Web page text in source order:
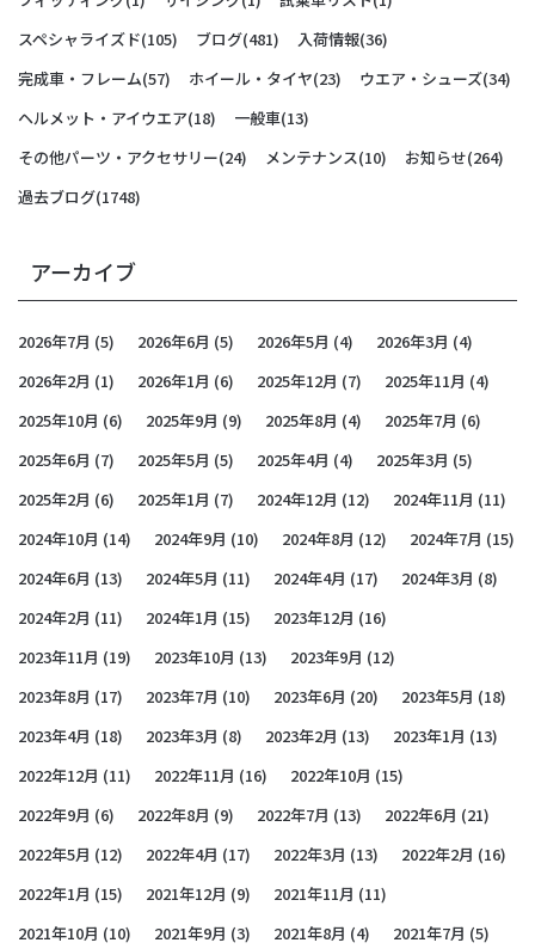
スペシャライズド(105) ブログ(481) 入荷情報(36)
完成車・フレーム(57) ホイール・タイヤ(23) ウエア・シューズ(34)
ヘルメット・アイウエア(18) 一般車(13)
その他パーツ・アクセサリー(24) メンテナンス(10) お知らせ(264)
過去ブログ(1748)
アーカイブ
2026年7月 (5) 2026年6月 (5) 2026年5月 (4) 2026年3月 (4)
2026年2月 (1) 2026年1月 (6) 2025年12月 (7) 2025年11月 (4)
2025年10月 (6) 2025年9月 (9) 2025年8月 (4) 2025年7月 (6)
2025年6月 (7) 2025年5月 (5) 2025年4月 (4) 2025年3月 (5)
2025年2月 (6) 2025年1月 (7) 2024年12月 (12) 2024年11月 (11)
2024年10月 (14) 2024年9月 (10) 2024年8月 (12) 2024年7月 (15)
2024年6月 (13) 2024年5月 (11) 2024年4月 (17) 2024年3月 (8)
2024年2月 (11) 2024年1月 (15) 2023年12月 (16)
2023年11月 (19) 2023年10月 (13) 2023年9月 (12)
2023年8月 (17) 2023年7月 (10) 2023年6月 (20) 2023年5月 (18)
2023年4月 (18) 2023年3月 (8) 2023年2月 (13) 2023年1月 (13)
2022年12月 (11) 2022年11月 (16) 2022年10月 (15)
2022年9月 (6) 2022年8月 (9) 2022年7月 (13) 2022年6月 (21)
2022年5月 (12) 2022年4月 (17) 2022年3月 (13) 2022年2月 (16)
2022年1月 (15) 2021年12月 (9) 2021年11月 (11)
2021年10月 (10) 2021年9月 (3) 2021年8月 (4) 2021年7月 (5)